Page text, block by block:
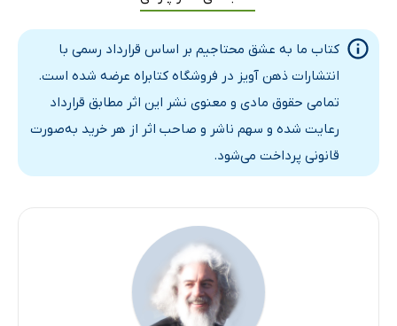
ذهنِ زیبا
عشق، چالش آفرین است
عشق، آستانه‌ى تماشا
حقیقت، همواره تازه است
تو خود حجاب خودى
عشق باید خاصیت تو باشد
کتاب ما به عشق محتاجیم بر اساس قرارداد رسمی با
انتشارات ذهن آویز در فروشگاه کتابراه عرضه شده است.
تمامی حقوق مادی و معنوی نشر این اثر مطابق قرارداد
رعایت شده و سهم ناشر و صاحب اثر از هر خرید به‌صورت
قانونی پرداخت می‌شود.